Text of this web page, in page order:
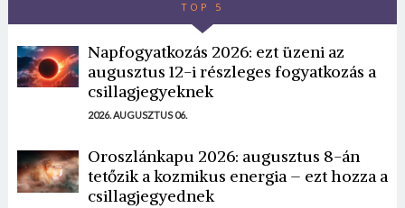
TOP 5
Napfogyatkozás 2026: ezt üzeni az
augusztus 12-i részleges fogyatkozás a
csillagjegyeknek
2026. AUGUSZTUS 06.
Oroszlánkapu 2026: augusztus 8-án
tetőzik a kozmikus energia – ezt hozza a
csillagjegyednek